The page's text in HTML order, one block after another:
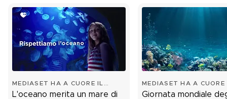
MEDIASET HA A CUORE IL
FUTURO
L'oceano merita un mare di
MEDIASET HA A CUORE
FUTURO
Giornata mondiale